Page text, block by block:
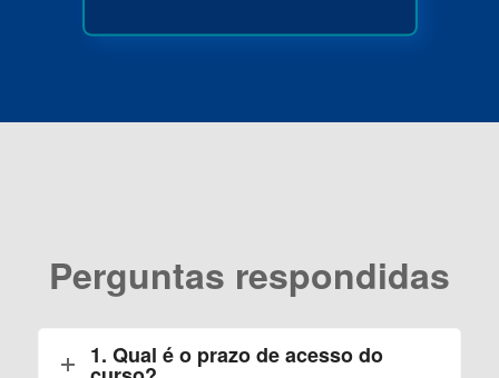
Perguntas respondidas
1. Qual é o prazo de acesso do